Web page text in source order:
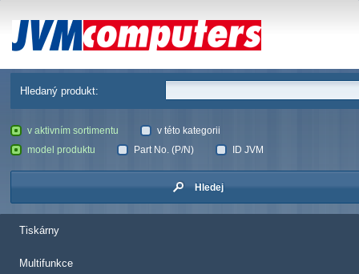
JVM Computers
Hledaný produkt:
v aktivním sortimentu
v této kategorii
model produktu
Part No. (P/N) ID JVM
Hledej
Tiskárny
Multifunkce